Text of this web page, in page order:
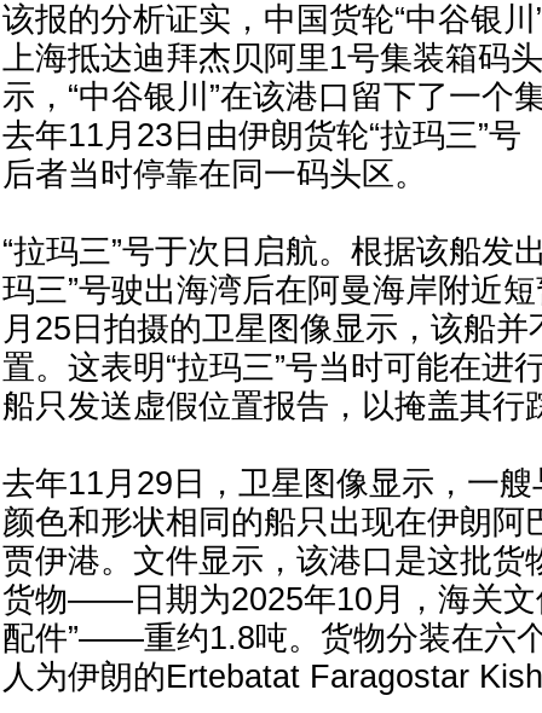
该报的分析证实，中国货轮“中谷银
上海抵达迪拜杰贝阿里1号集装箱码
示，“中谷银川”在该港口留下了一个
去年11月23日由伊朗货轮“拉玛三”号
后者当时停靠在同一码头区。
“拉玛三”号于次日启航。根据该船发
玛三”号驶出海湾后在阿曼海岸附近
月25日拍摄的卫星图像显示，该船并
置。这表明“拉玛三”号当时可能在进
船只发送虚假位置报告，以掩盖其行
去年11月29日，卫星图像显示，一艘
颜色和形状相同的船只出现在伊朗阿
贾伊港。文件显示，该港口是这批货
货物——日期为2025年10月，海关文
配件”——重约1.8吨。货物分装在六
人为伊朗的Ertebatat Faragostar